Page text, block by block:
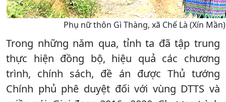
Phụ nữ thôn Gì Thàng, xã Chế Là (Xín
Trong những năm qua, tỉnh ta đã tập trung
thực hiện đồng bộ, hiệu quả các chương
trình, chính sách, đề án được Thủ tướng
Chính phủ phê duyệt đối với vùng DTTS và